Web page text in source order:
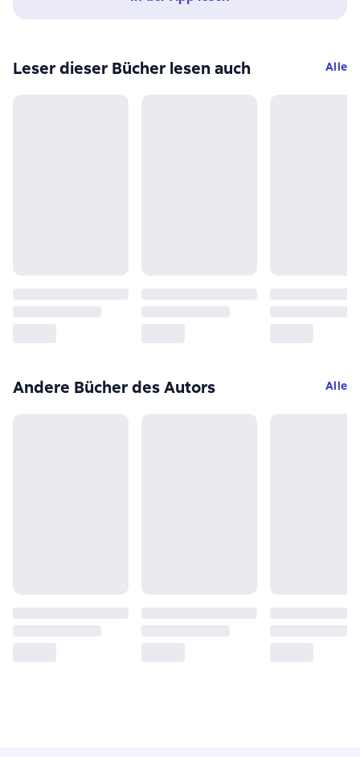
Leser dieser Bücher lesen auch Alle
Andere Bücher des Autors Alle